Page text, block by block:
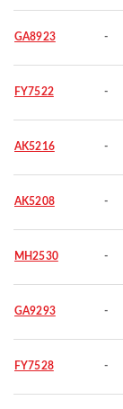
GA8923 -
FY7522 -
AK5216 -
AK5208 -
MH2530 -
GA9293 -
FY7528 -